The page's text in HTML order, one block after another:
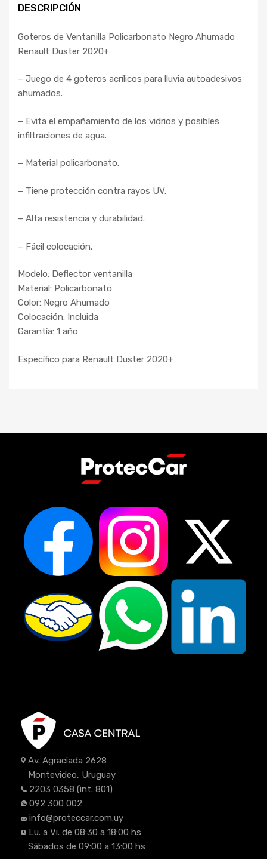
DESCRIPCIÓN
Goteros de Ventanilla Policarbonato Negro Ahumado
Renault Duster 2020+
– Juego de 4 goteros acrílicos para lluvia autoadesivos
ahumados.
– Evita el empañamiento de los vidrios y posibles
infiltraciones de agua.
– Material policarbonato.
– Tiene protección contra rayos UV.
– Alta resistencia y durabilidad.
– Fácil colocación.
Modelo: Deflector ventanilla
Material: Policarbonato
Color: Negro Ahumado
Colocación: Incluida
Garantía: 1 año
Específico para Renault Duster 2020+
Av. Agraciada 2628
Montevideo, Uruguay
2203 0358 (int. 801)
092 300 002
info@proteccar.com.uy
Lu. a Vi. de 08:30 a 18:00 hs
Sábados de 09:00 a 13:00 hs